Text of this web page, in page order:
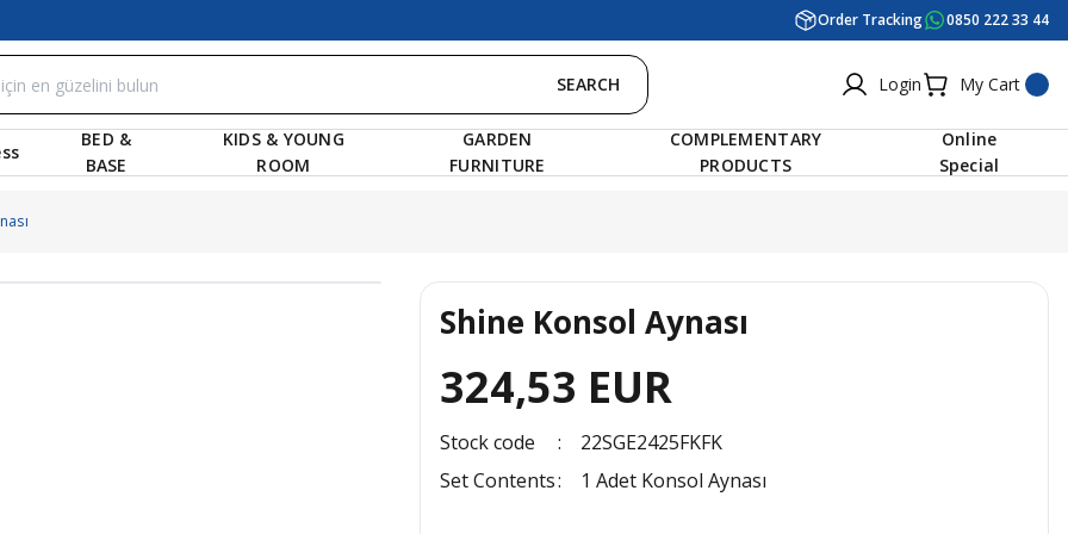
Order Tracking 0850 222 33 44
SEARCH Login My Cart
BED &
BASE
KIDS & YOUNG
ROOM
GARDEN
FURNITURE
COMPLEMENTARY
PRODUCTS
Online
Special
Shine Konsol Aynası
324,53 EUR
Stock code
22SGE2425FKFK
Set Contents
1 Adet Konsol Aynası